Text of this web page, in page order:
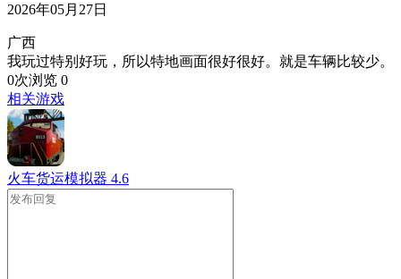
2026年05月27日
广西
我玩过特别好玩，所以特地画面很好很好。就是车辆比较少。
0次浏览 0
相关游戏
火车货运模拟器 4.6